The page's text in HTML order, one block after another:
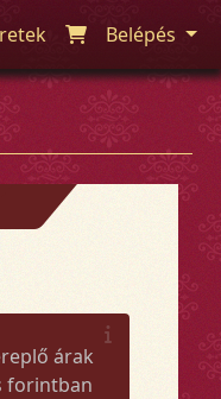
Belépés
árak
forintban